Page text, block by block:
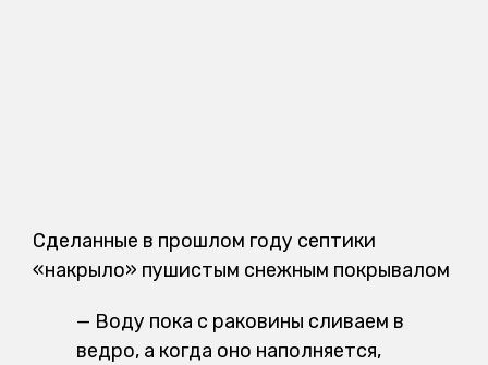
Сделанные в прошлом году септики
«накрыло» пушистым снежным покрывалом
— Воду пока с раковины сливаем в
ведро, а когда оно наполняется,